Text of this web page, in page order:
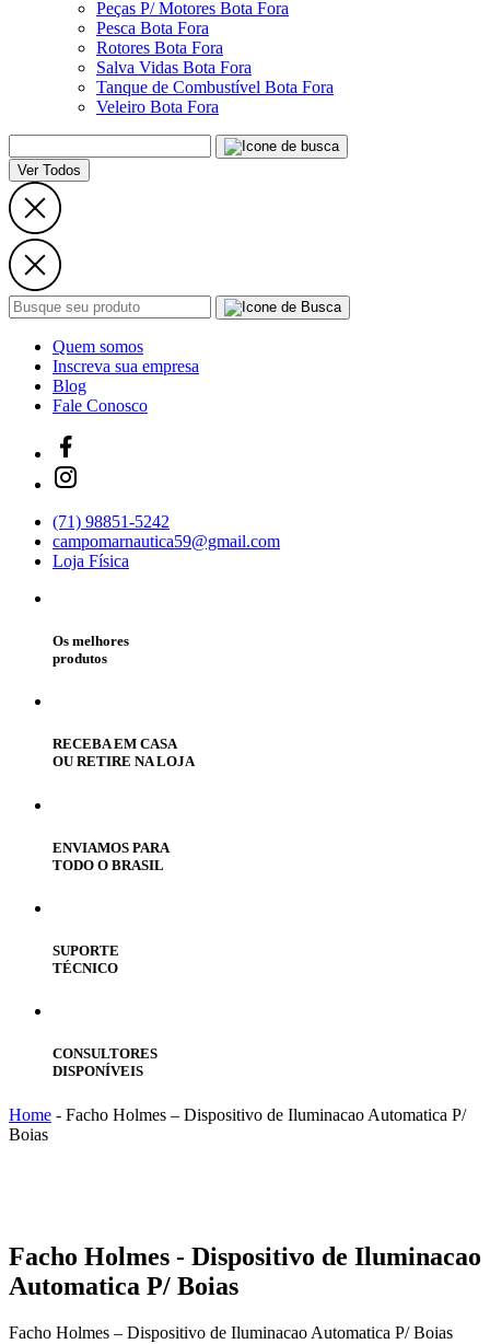
Peças P/ Motores Bota Fora
Pesca Bota Fora
Rotores Bota Fora
Salva Vidas Bota Fora
Tanque de Combustível Bota Fora
Veleiro Bota Fora
Ver Todos
Quem somos
Inscreva sua empresa
Blog
Fale Conosco
(71) 98851-5242
campomarnautica59@gmail.com
Loja Física
Os melhores
produtos
RECEBA EM CASA
OU RETIRE NA LOJA
ENVIAMOS PARA
TODO O BRASIL
SUPORTE
TÉCNICO
CONSULTORES
DISPONÍVEIS
Home - Facho Holmes – Dispositivo de Iluminacao Automatica P/
Boias
Facho Holmes - Dispositivo de Iluminacao
Automatica P/ Boias
Facho Holmes – Dispositivo de Iluminacao Automatica P/ Boias